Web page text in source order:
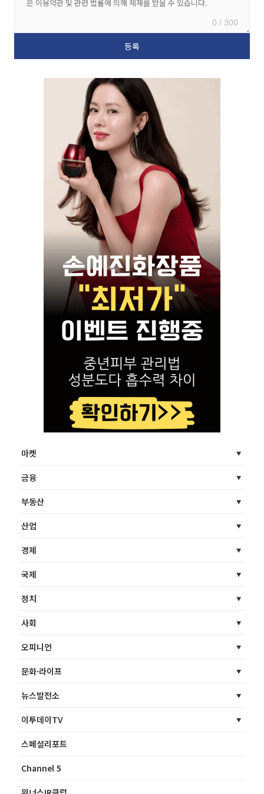
0 / 300
마켓
금융
부동산
산업
경제
국제
정치
사회
오피니언
문화·라이프
뉴스발전소
이투데이TV
스페셜리포트
Channel 5